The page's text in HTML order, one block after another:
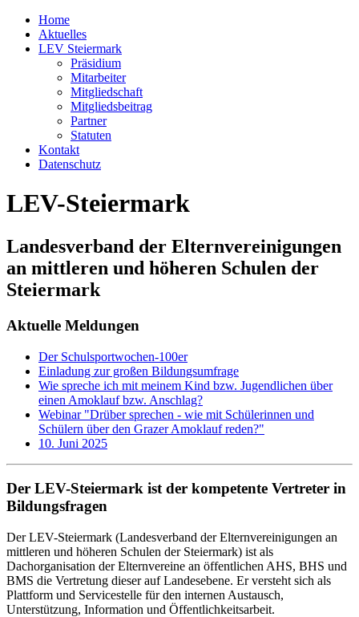
Home
Aktuelles
LEV Steiermark
Präsidium
Mitarbeiter
Mitgliedschaft
Mitgliedsbeitrag
Partner
Statuten
Kontakt
Datenschutz
LEV-Steiermark
Landesverband der Elternvereinigungen
an mittleren und höheren Schulen der
Steiermark
Aktuelle Meldungen
Der Schulsportwochen-100er
Einladung zur großen Bildungsumfrage
Wie spreche ich mit meinem Kind bzw. Jugendlichen über
einen Amoklauf bzw. Anschlag?
Webinar "Drüber sprechen - wie mit Schülerinnen und
Schülern über den Grazer Amoklauf reden?"
10. Juni 2025
Der LEV-Steiermark ist der kompetente Vertreter in
Bildungsfragen
Der LEV-Steiermark (Landesverband der Elternvereinigungen an
mittleren und höheren Schulen der Steiermark) ist als
Dachorganisation der Elternvereine an öffentlichen AHS, BHS und
BMS die Vertretung dieser auf Landesebene. Er versteht sich als
Plattform und Servicestelle für den internen Austausch,
Unterstützung, Information und Öffentlichkeitsarbeit.